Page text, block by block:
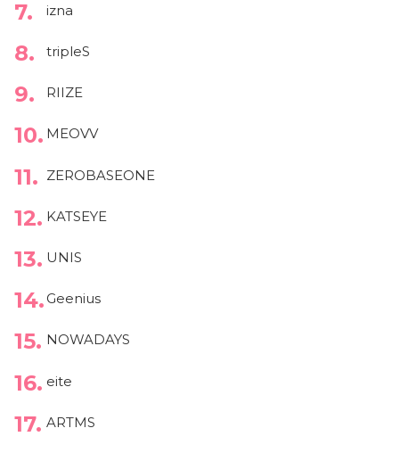
izna
tripleS
RIIZE
MEOVV
ZEROBASEONE
KATSEYE
UNIS
Geenius
NOWADAYS
eite
ARTMS